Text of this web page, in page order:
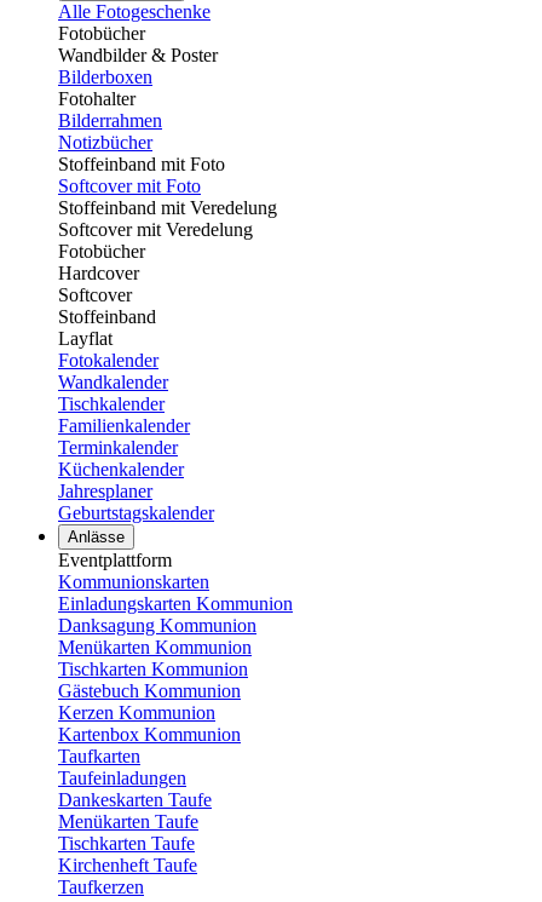
Alle Fotogeschenke
Fotobücher
Wandbilder & Poster
Bilderboxen
Fotohalter
Bilderrahmen
Notizbücher
Stoffeinband mit Foto
Softcover mit Foto
Stoffeinband mit Veredelung
Softcover mit Veredelung
Fotobücher
Hardcover
Softcover
Stoffeinband
Layflat
Fotokalender
Wandkalender
Tischkalender
Familienkalender
Terminkalender
Küchenkalender
Jahresplaner
Geburtstagskalender
Anlässe
Eventplattform
Kommunionskarten
Einladungskarten Kommunion
Danksagung Kommunion
Menükarten Kommunion
Tischkarten Kommunion
Gästebuch Kommunion
Kerzen Kommunion
Kartenbox Kommunion
Taufkarten
Taufeinladungen
Dankeskarten Taufe
Menükarten Taufe
Tischkarten Taufe
Kirchenheft Taufe
Taufkerzen